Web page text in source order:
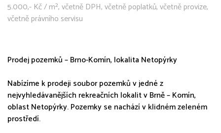
5.000,- Kč / m², včetně DPH, včetně poplatků, včetně provize,
včetně právního servisu
Prodej pozemků – Brno-Komín, lokalita Netopýrky
Nabízíme k prodeji soubor pozemků v jedné z
nejvyhledávanějších rekreačních lokalit v Brně – Komín,
oblast Netopýrky. Pozemky se nachází v klidném zeleném
prostředí.